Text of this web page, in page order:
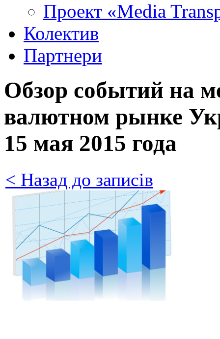
Проект «Media
Колектив
Партнери
Обзор событий на
валютном рынке
15 мая 2015 года
< Назад до записів